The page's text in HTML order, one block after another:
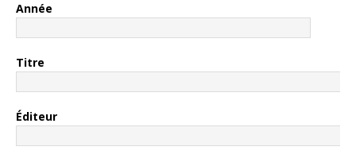
Année
Titre
Éditeur